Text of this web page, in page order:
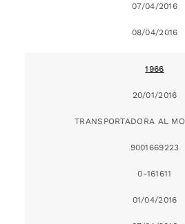
07/04/2016
08/04/2016
1966
20/01/2016
TRANSPORTADORA AL
9001669223
0-161611
01/04/2016